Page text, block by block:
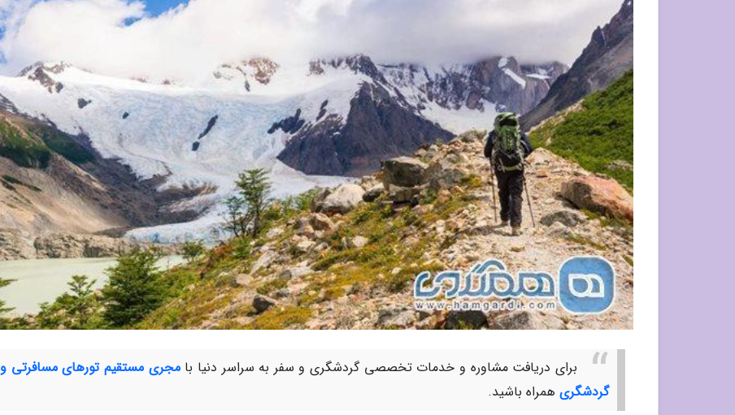
برای دریافت مشاوره و خدمات تخصصی گردشگری و سفر به سراسر دنیا بامجری مستقیم تورهای مسافرتی و
گردشگری همراه باشید.